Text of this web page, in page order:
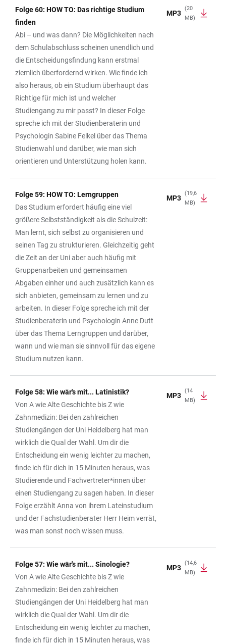
Folge 60: HOW TO: Das richtige Studium
finden
Abi – und was dann? Die Möglichkeiten nach
dem Schulabschluss scheinen unendlich und
die Entscheidungsfindung kann erstmal
ziemlich überfordernd wirken. Wie finde ich
also heraus, ob ein Studium überhaupt das
Richtige für mich ist und welcher
Studiengang zu mir passt? In dieser Folge
spreche ich mit der Studienberaterin und
Psychologin Sabine Felkel über das Thema
Studienwahl und darüber, wie man sich
orientieren und Unterstützung holen kann.
MP3
(20
MB)
Folge 59: HOW TO: Lerngruppen
Das Studium erfordert häufig eine viel
größere Selbstständigkeit als die Schulzeit:
Man lernt, sich selbst zu organisieren und
seinen Tag zu strukturieren. Gleichzeitig geht
die Zeit an der Uni aber auch häufig mit
Gruppenarbeiten und gemeinsamen
Abgaben einher und auch zusätzlich kann es
sich anbieten, gemeinsam zu lernen und zu
arbeiten. In dieser Folge spreche ich mit der
Studienberaterin und Psychologin Anne Dutt
über das Thema Lerngruppen und darüber,
wann und wie man sie sinnvoll für das eigene
Studium nutzen kann.
MP3
(19,6
MB)
Folge 58: Wie wär's mit... Latinistik?
Von A wie Alte Geschichte bis Z wie
Zahnmedizin: Bei den zahlreichen
Studiengängen der Uni Heidelberg hat man
wirklich die Qual der Wahl. Um dir die
Entscheidung ein wenig leichter zu machen,
finde ich für dich in 15 Minuten heraus, was
Studierende und Fachvertreter*innen über
einen Studiengang zu sagen haben. In dieser
Folge erzählt Anna von ihrem Lateinstudium
und der Fachstudienberater Herr Heim verrät,
was man sonst noch wissen muss.
MP3
(14
MB)
Folge 57: Wie wär's mit... Sinologie?
Von A wie Alte Geschichte bis Z wie
Zahnmedizin: Bei den zahlreichen
Studiengängen der Uni Heidelberg hat man
wirklich die Qual der Wahl. Um dir die
Entscheidung ein wenig leichter zu machen,
finde ich für dich in 15 Minuten heraus, was
MP3
(14,6
MB)